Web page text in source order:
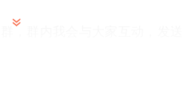
力丸儿陪你聊历史